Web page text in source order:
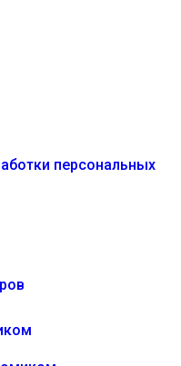
персональных